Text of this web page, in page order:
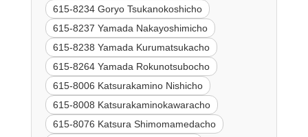
615-8234 Goryo Tsukanokoshicho
615-8237 Yamada Nakayoshimicho
615-8238 Yamada Kurumatsukacho
615-8264 Yamada Rokunotsubocho
615-8006 Katsurakamino Nishicho
615-8008 Katsurakaminokawaracho
615-8076 Katsura Shimomamedacho